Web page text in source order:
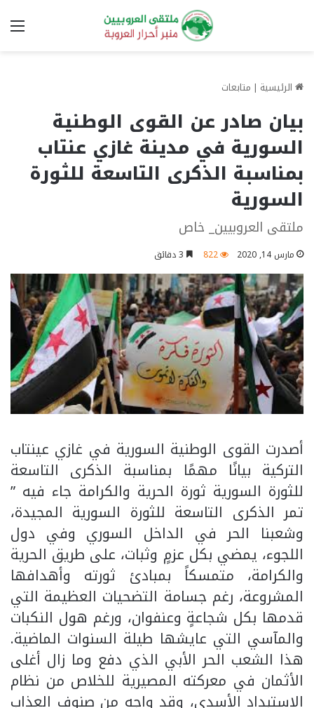
الرئيسية | متابعات
بيان صادر عن القوى الوطنية
السورية في مدينة غازي عنتاب
بمناسبة الذكرى التاسعة للثورة
السورية
ملتقى العروبيين_ خاص
مارس 14, 2020 822
أصدرت القوى الوطنية السورية في غازي عينتاب
التركية بيانًا مهمًا بمناسبة الذكرى التاسعة
للثورة السورية ثورة الحرية والكرامة جاء فيه ”
تمر الذكرى التاسعة للثورة السورية المجيدة،
وشعبنا الحر في الداخل السوري وفي دول
اللجوء، يمضي بكل عزمٍ وثبات، على طريق الحرية
والكرامة، متمسكاً بمبادئ ثورته وأهدافها
المشروعة، رغم جسامة التضحيات العظيمة التي
قدمها بكل شجاعةٍ وعنفوان، ورغم هول النكبات
والمآسي التي عايشها طيلة السنوات الماضية.
هذا الشعب الحر الأبي الذي دفع وما زال أغلى
الأثمان في معركته المصيرية للخلاص من نظام
الاستبداد الأسدي، وقد واجه من صنوف العذاب